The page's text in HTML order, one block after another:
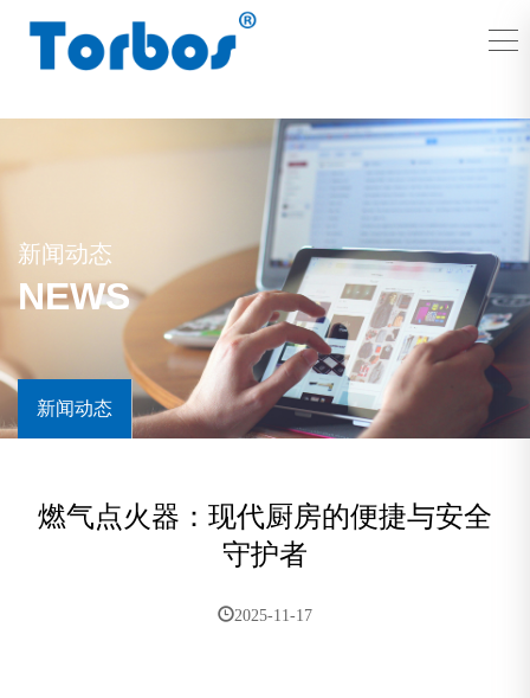
新闻动态
NEWS
新闻动态
燃气点火器：现代厨房的便捷与安全
守护者
2025-11-17